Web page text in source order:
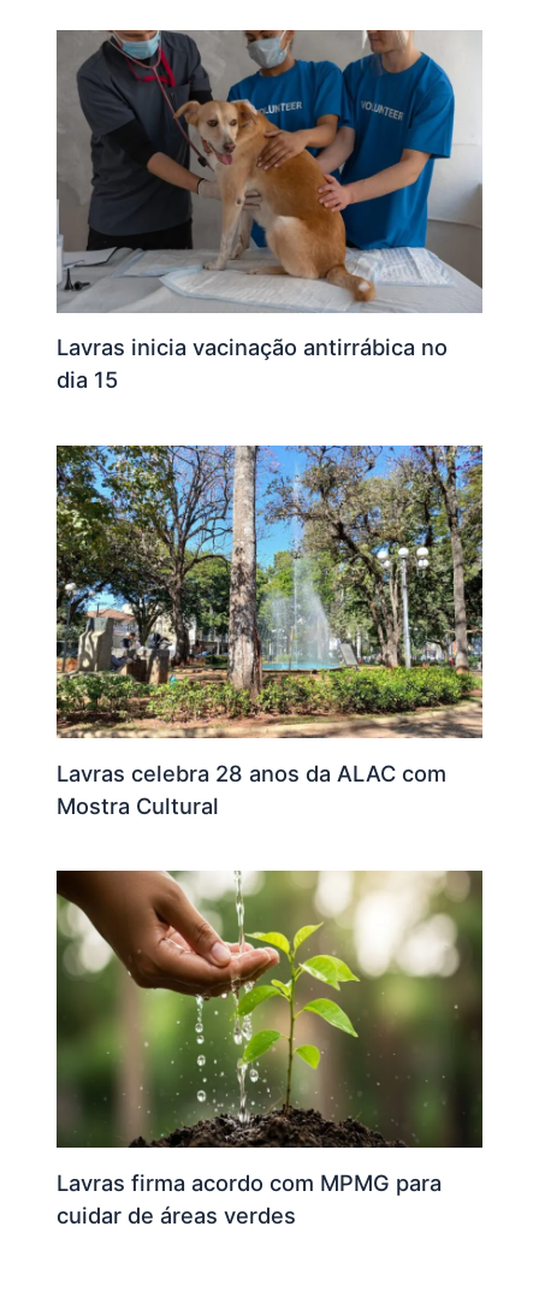
Lavras inicia vacinação antirrábica no
dia 15
Lavras celebra 28 anos da ALAC com
Mostra Cultural
Lavras firma acordo com MPMG para
cuidar de áreas verdes